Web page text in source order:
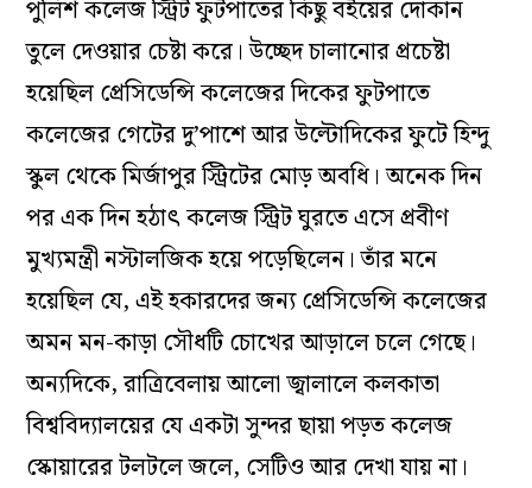
পুলিশ কলেজ স্ট্রিট ফুটপাতের কিছু বইয়ের দোকান
তুলে দেওয়ার চেষ্টা করে। উচ্ছেদ চালানোর প্রচেষ্টা
হয়েছিল প্রেসিডেন্সি কলেজের দিকের ফুটপাতে
কলেজের গেটের দু’পাশে আর উল্টোদিকের ফুটে হিন্দু
স্কুল থেকে মির্জাপুর স্ট্রিটের মোড় অবধি। অনেক দিন
পর এক দিন হঠাৎ কলেজ স্ট্রিট ঘুরতে এসে প্রবীণ
মুখ্যমন্ত্রী নস্টালজিক হয়ে পড়েছিলেন। তাঁর মনে
হয়েছিল যে, এই হকারদের জন্য প্রেসিডেন্সি কলেজের
অমন মন-কাড়া সৌধটি চোখের আড়ালে চলে গেছে।
অন্যদিকে, রাত্রিবেলায় আলো জ্বালালে কলকাতা
বিশ্ববিদ্যালয়ের যে একটা সুন্দর ছায়া পড়ত কলেজ
স্কোয়ারের টলটলে জলে, সেটিও আর দেখা যায় না।